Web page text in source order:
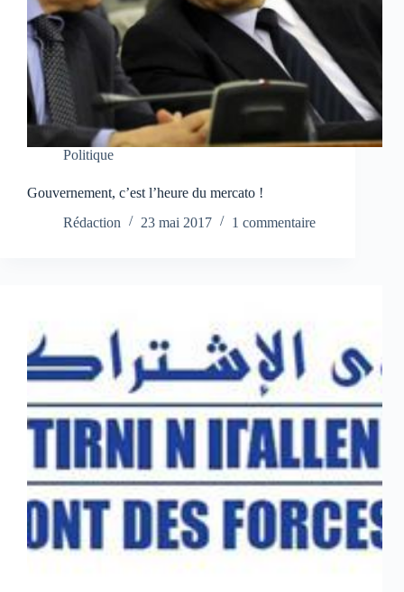
Politique
Gouvernement, c’est l’heure du mercato !
Rédaction
23 mai 2017 1 commentaire